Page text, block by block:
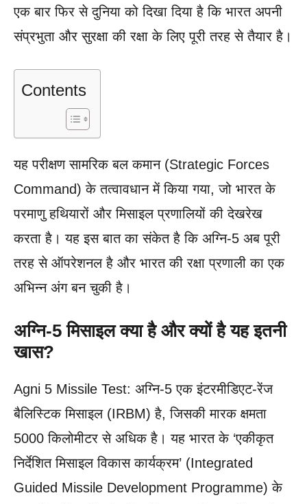
एक बार फिर से दुनिया को दिखा दिया है कि भारत अपनी
संप्रभुता और सुरक्षा की रक्षा के लिए पूरी तरह से तैयार है।
Contents
यह परीक्षण सामरिक बल कमान (Strategic Forces
Command) के तत्वावधान में किया गया, जो भारत के
परमाणु हथियारों और मिसाइल प्रणालियों की देखरेख
करता है। यह इस बात का संकेत है कि अग्नि-5 अब पूरी
तरह से ऑपरेशनल है और भारत की रक्षा प्रणाली का एक
अभिन्न अंग बन चुकी है।
अग्नि-5 मिसाइल क्या है और क्यों है यह इतनी
खास?
Agni 5 Missile Test: अग्नि-5 एक इंटरमीडिएट-रेंज
बैलिस्टिक मिसाइल (IRBM) है, जिसकी मारक क्षमता
5000 किलोमीटर से अधिक है। यह भारत के ‘एकीकृत
निर्देशित मिसाइल विकास कार्यक्रम’ (Integrated
Guided Missile Development Programme) के